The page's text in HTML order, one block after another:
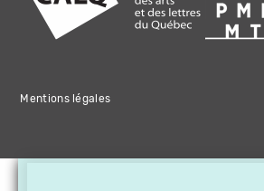
Mentions légales